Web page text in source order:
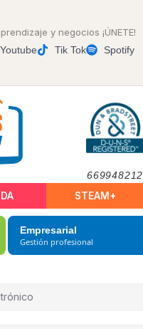
y negocios ¡ÚNETE!
Youtube Tik Tok Spotify
669948212
STEAM+
Empresarial
Gestión profesional